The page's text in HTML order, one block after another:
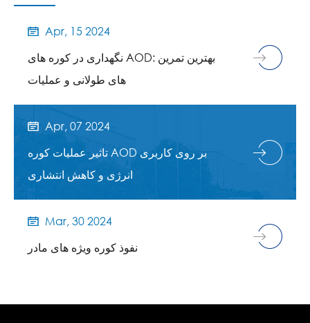
 Apr, 15 2024
نگهداری در کوره های AOD: بهترین تمرین
های طولانی و عملیات
 Apr, 07 2024
تاثیر عملیات کوره AOD بر روی کاربری
انرژی و کاهش انتشاری

Mar, 30 2024
نفوذ کوره ویژه های مادر